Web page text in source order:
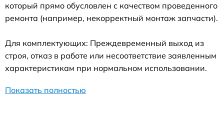
который прямо обусловлен с качеством проведенного
ремонта (например, некорректный монтаж запчасти).
Для комплектующих: Преждевременный выход из
строя, отказ в работе или несоответствие заявленным
характеристикам при нормальном использовании.
Показать полностью